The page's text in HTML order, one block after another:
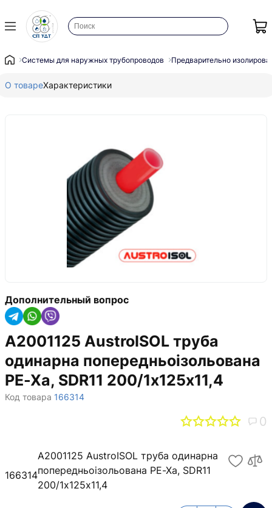
Системы для наружных трубопроводов Предварительно
О товареХарактеристики
Дополнительный вопрос
A2001125 AustroISOL труба
одинарна попередньоізольована
PE-Xa, SDR11 200/1х125x11,4
Код товара 166314
0
166314
A2001125 AustroISOL труба одинарна
попередньоізольована PE-Xa, SDR11
200/1х125x11,4